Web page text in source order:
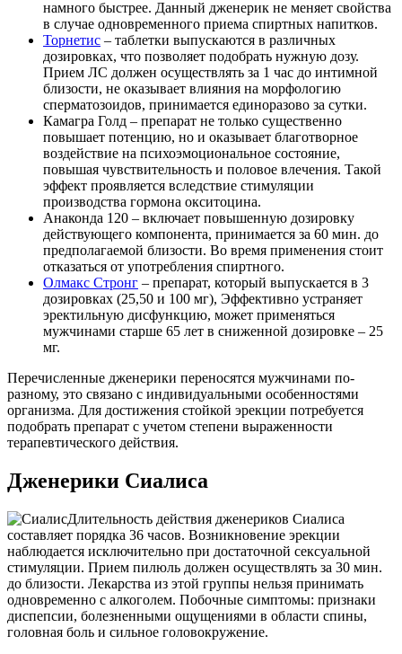
намного быстрее. Данный дженерик не меняет свойства
в случае одновременного приема спиртных напитков.
Торнетис – таблетки выпускаются в различных
дозировках, что позволяет подобрать нужную дозу.
Прием ЛС должен осуществлять за 1 час до интимной
близости, не оказывает влияния на морфологию
сперматозоидов, принимается единоразово за сутки.
Камагра Голд – препарат не только существенно
повышает потенцию, но и оказывает благотворное
воздействие на психоэмоциональное состояние,
повышая чувствительность и половое влечения. Такой
эффект проявляется вследствие стимуляции
производства гормона окситоцина.
Анаконда 120 – включает повышенную дозировку
действующего компонента, принимается за 60 мин. до
предполагаемой близости. Во время применения стоит
отказаться от употребления спиртного.
Олмакс Стронг – препарат, который выпускается в 3
дозировках (25,50 и 100 мг), Эффективно устраняет
эректильную дисфункцию, может применяться
мужчинами старше 65 лет в сниженной дозировке – 25
мг.
Перечисленные дженерики переносятся мужчинами по-
разному, это связано с индивидуальными особенностями
организма. Для достижения стойкой эрекции потребуется
подобрать препарат с учетом степени выраженности
терапевтического действия.
Дженерики Сиалиса
Длительность действия дженериков Сиалиса
составляет порядка 36 часов. Возникновение эрекции
наблюдается исключительно при достаточной сексуальной
стимуляции. Прием пилюль должен осуществлять за 30 мин.
до близости. Лекарства из этой группы нельзя принимать
одновременно с алкоголем. Побочные симптомы: признаки
диспепсии, болезненными ощущениями в области спины,
головная боль и сильное головокружение.